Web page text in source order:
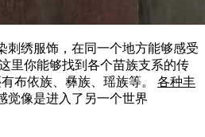
刺绣服饰，在同一个地方能够感受
里你能够找到各个苗族支系的传
布依族、彝族、瑶族等。 各种丰
觉像是进入了另一个世界